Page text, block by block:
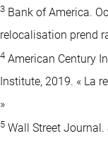
3 Bank of America.
relocalisation prend
4 American Century
Institute, 2019. « La
»
5 Wall Street